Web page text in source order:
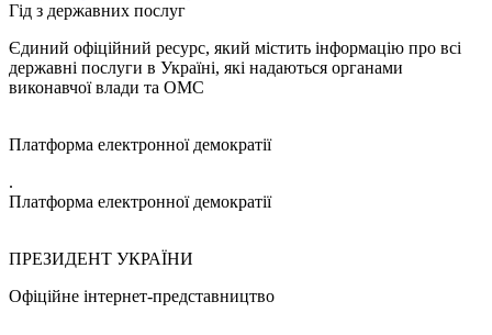
Гід з державних послуг
Єдиний офіційний ресурс, який містить інформацію про всі
державні послуги в Україні, які надаються органами
виконавчої влади та ОМС
Платформа електронної демократії
.
Платформа електронної демократії
ПРЕЗИДЕНТ УКРАЇНИ
Офіційне інтернет-представництво